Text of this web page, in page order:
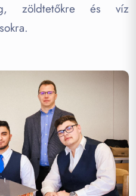
zöldtetőkre és víz